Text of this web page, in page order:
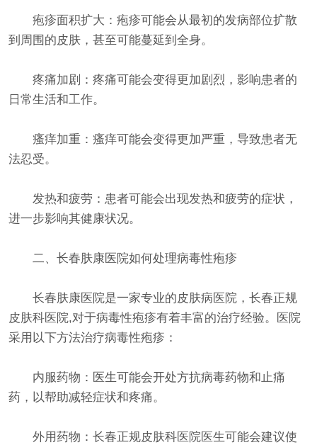
疱疹面积扩大：疱疹可能会从最初的发病部位扩散
到周围的皮肤，甚至可能蔓延到全身。
疼痛加剧：疼痛可能会变得更加剧烈，影响患者的
日常生活和工作。
瘙痒加重：瘙痒可能会变得更加严重，导致患者无
法忍受。
发热和疲劳：患者可能会出现发热和疲劳的症状，
进一步影响其健康状况。
二、长春肤康医院如何处理病毒性疱疹
长春肤康医院是一家专业的皮肤病医院，长春正规
皮肤科医院,对于病毒性疱疹有着丰富的治疗经验。医院
采用以下方法治疗病毒性疱疹：
内服药物：医生可能会开处方抗病毒药物和止痛
药，以帮助减轻症状和疼痛。
外用药物：长春正规皮肤科医院医生可能会建议使